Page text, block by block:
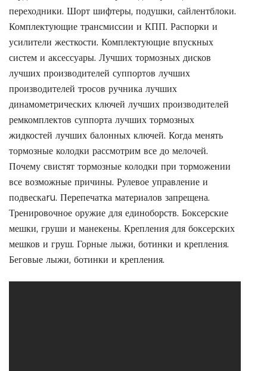
переходники. Шорт шифтеры, подушки, сайлентблоки.
Комплектующие трансмиссии и КПП. Распорки и
усилители жесткости. Комплектующие впускных
систем и аксессуары. Лучших тормозных дисков
лучших производителей суппортов лучших
производителей тросов ручника лучших
динамометрических ключей лучших производителей
ремкомплектов суппорта лучших тормозных
жидкостей лучших балонных ключей. Когда менять
тормозные колодки рассмотрим все до мелочей.
Почему свистят тормозные колодки при торможении
все возможные причины. Рулевое управление и
подвескаru. Перепечатка материалов запрещена.
Тренировочное оружие для единоборств. Боксерские
мешки, груши и манекены. Крепления для боксерских
мешков и груш. Горные лыжи, ботинки и крепления.
Беговые лыжи, ботинки и крепления.